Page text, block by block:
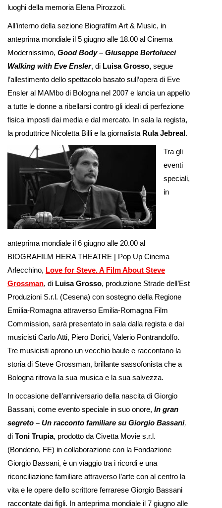
luoghi della memoria Elena Pirozzoli.
All’interno della sezione Biografilm Art & Music, in
anteprima mondiale il 5 giugno alle 18.00 al Cinema
Modernissimo, Good Body – Giuseppe Bertolucci
Walking with Eve Ensler, di Luisa Grosso, segue
l’allestimento dello spettacolo basato sull’opera di Eve
Ensler al MAMbo di Bologna nel 2007 e lancia un appello
a tutte le donne a ribellarsi contro gli ideali di perfezione
fisica imposti dai media e dal mercato. In sala la regista,
la produttrice Nicoletta Billi e la giornalista Rula Jebreal.
Tra gli
eventi
speciali,
in
anteprima mondiale il 6 giugno alle 20.00 al
BIOGRAFILM HERA THEATRE | Pop Up Cinema
Arlecchino, Love for Steve. A Film About Steve
Grossman, di Luisa Grosso, produzione Strade dell’Est
Produzioni S.r.l. (Cesena) con sostegno della Regione
Emilia-Romagna attraverso Emilia-Romagna Film
Commission, sarà presentato in sala dalla regista e dai
musicisti Carlo Atti, Piero Dorici, Valerio Pontrandolfo.
Tre musicisti aprono un vecchio baule e raccontano la
storia di Steve Grossman, brillante sassofonista che a
Bologna ritrova la sua musica e la sua salvezza.
In occasione dell’anniversario della nascita di Giorgio
Bassani, come evento speciale in suo onore, In gran
segreto – Un racconto familiare su Giorgio Bassani,
di Toni Trupia, prodotto da Civetta Movie s.r.l.
(Bondeno, FE) in collaborazione con la Fondazione
Giorgio Bassani, è un viaggio tra i ricordi e una
riconciliazione familiare attraverso l’arte con al centro la
vita e le opere dello scrittore ferrarese Giorgio Bassani
raccontate dai figli. In anteprima mondiale il 7 giugno alle